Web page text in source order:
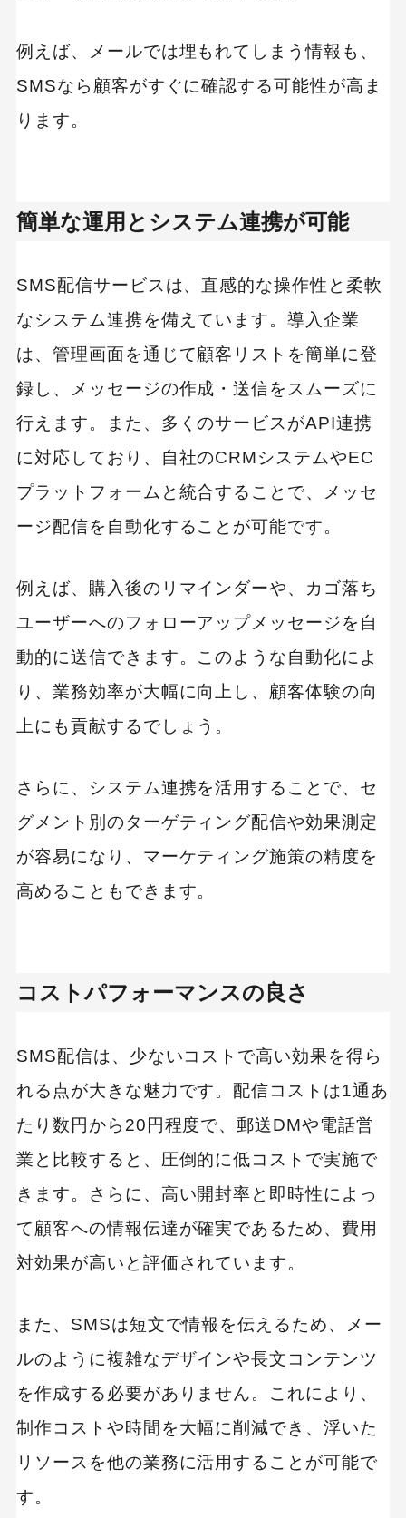
例えば、メールでは埋もれてしまう情報も、
SMSなら顧客がすぐに確認する可能性が高ま
ります。
簡単な運用とシステム連携が可能
SMS配信サービスは、直感的な操作性と柔軟
なシステム連携を備えています。導入企業
は、管理画面を通じて顧客リストを簡単に登
録し、メッセージの作成・送信をスムーズに
行えます。また、多くのサービスがAPI連携
に対応しており、自社のCRMシステムやEC
プラットフォームと統合することで、メッセ
ージ配信を自動化することが可能です。
例えば、購入後のリマインダーや、カゴ落ち
ユーザーへのフォローアップメッセージを自
動的に送信できます。このような自動化によ
り、業務効率が大幅に向上し、顧客体験の向
上にも貢献するでしょう。
さらに、システム連携を活用することで、セ
グメント別のターゲティング配信や効果測定
が容易になり、マーケティング施策の精度を
高めることもできます。
コストパフォーマンスの良さ
SMS配信は、少ないコストで高い効果を得ら
れる点が大きな魅力です。配信コストは1通あ
たり数円から20円程度で、郵送DMや電話営
業と比較すると、圧倒的に低コストで実施で
きます。さらに、高い開封率と即時性によっ
て顧客への情報伝達が確実であるため、費用
対効果が高いと評価されています。
また、SMSは短文で情報を伝えるため、メー
ルのように複雑なデザインや長文コンテンツ
を作成する必要がありません。これにより、
制作コストや時間を大幅に削減でき、浮いた
リソースを他の業務に活用することが可能で
す。